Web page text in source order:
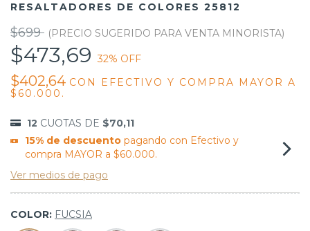
RESALTADORES DE COLORES 25812
$699
$473,6932% OFF
$402,64 CON
EFECTIVO Y COMPRA MAYOR A
$60.000.
12 CUOTAS DE $70,11
15% de descuentopagando con Efectivo y
compra MAYOR a $60.000.
Ver medios de pago
COLOR: FUCSIA